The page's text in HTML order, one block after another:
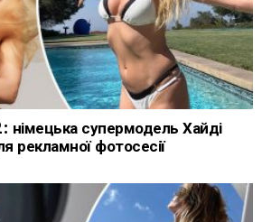
німецька супермодель Хайді
рекламної фотосесії